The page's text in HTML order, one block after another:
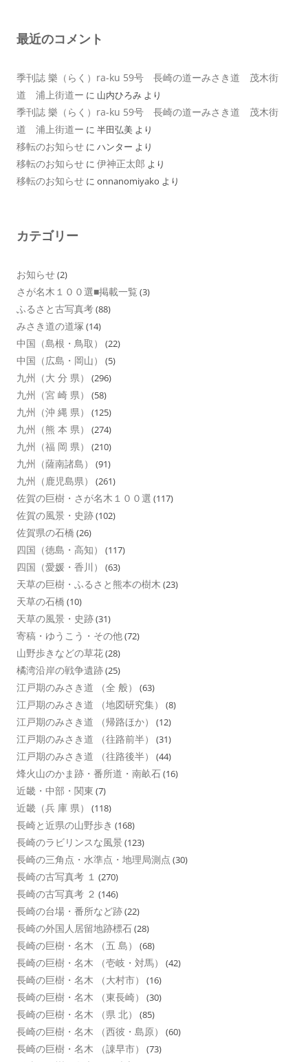
最近のコメント
季刊誌 樂（らく）ra-ku 59号 長崎の道ーみさき道 茂木街
道 浦上街道ー に 山内ひろみ より
季刊誌 樂（らく）ra-ku 59号 長崎の道ーみさき道 茂木街
道 浦上街道ー に 半田弘美 より
移転のお知らせ に ハンター より
移転のお知らせ に 伊神正太郎 より
移転のお知らせ に onnanomiyako より
カテゴリー
お知らせ(2)
さが名木１００選■掲載一覧 (3)
ふるさと古写真考(88)
みさき道の道塚 (14)
中国（島根・鳥取） (22)
中国（広島・岡山） (5)
九州（大 分 県） (296)
九州（宮 崎 県） (58)
九州（沖 縄 県） (125)
九州（熊 本 県） (274)
九州（福 岡 県） (210)
九州（薩南諸島） (91)
九州（鹿児島県） (261)
佐賀の巨樹・さが名木１００選 (117)
佐賀の風景・史跡(102)
佐賀県の石橋 (26)
四国（徳島・高知） (117)
四国（愛媛・香川） (63)
天草の巨樹・ふるさと熊本の樹木 (23)
天草の石橋 (10)
天草の風景・史跡(31)
寄稿・ゆうこう・その他(72)
山野歩きなどの草花(28)
橘湾沿岸の戦争遺跡(25)
江戸期のみさき道 （全 般） (63)
江戸期のみさき道 （地図研究集） (8)
江戸期のみさき道 （帰路ほか） (12)
江戸期のみさき道 （往路前半） (31)
江戸期のみさき道 （往路後半） (44)
烽火山のかま跡・番所道・南畝石(16)
近畿・中部・関東 (7)
近畿（兵 庫 県） (118)
長崎と近県の山野歩き (168)
長崎のラビリンスな風景 (123)
長崎の三角点・水準点・地理局測点 (30)
長崎の古写真考 １ (270)
長崎の古写真考 ２ (146)
長崎の台場・番所など跡(22)
長崎の外国人居留地跡標石(28)
長崎の巨樹・名木 （五 島） (68)
長崎の巨樹・名木 （壱岐・対馬） (42)
長崎の巨樹・名木 （大村市） (16)
長崎の巨樹・名木 （東長崎） (30)
長崎の巨樹・名木 （県 北） (85)
長崎の巨樹・名木 （西彼・島原） (60)
長崎の巨樹・名木 （諌早市） (73)